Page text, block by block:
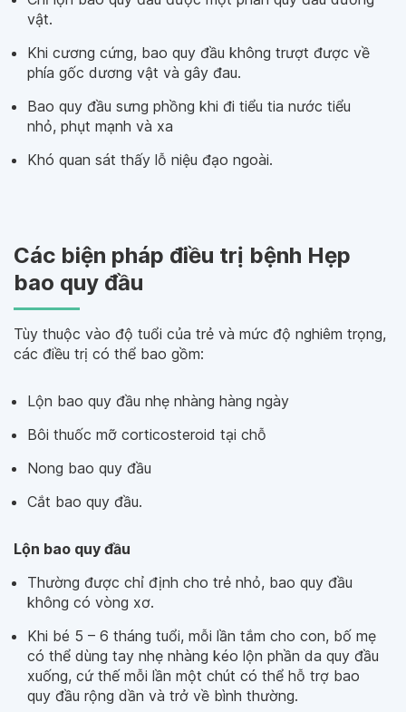
vật.
Khi cương cứng, bao quy đầu không trượt được về
phía gốc dương vật và gây đau.
Bao quy đầu sưng phồng khi đi tiểu tia nước tiểu
nhỏ, phụt mạnh và xa
Khó quan sát thấy lỗ niệu đạo ngoài.
Các biện pháp điều trị bệnh Hẹp
bao quy đầu
Tùy thuộc vào độ tuổi của trẻ và mức độ nghiêm trọng,
các điều trị có thể bao gồm:
Lộn bao quy đầu nhẹ nhàng hàng ngày
Bôi thuốc mỡ corticosteroid tại chỗ
Nong bao quy đầu
Cắt bao quy đầu.
Lộn bao quy đầu
Thường được chỉ định cho trẻ nhỏ, bao quy đầu
không có vòng xơ.
Khi bé 5 – 6 tháng tuổi, mỗi lần tắm cho con, bố mẹ
có thể dùng tay nhẹ nhàng kéo lộn phần da quy đầu
xuống, cứ thế mỗi lần một chút có thể hỗ trợ bao
quy đầu rộng dần và trở về bình thường.